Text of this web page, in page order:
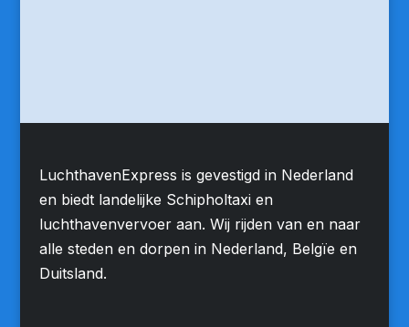
LuchthavenExpress is gevestigd in Nederland
en biedt landelijke Schipholtaxi en
luchthavenvervoer aan. Wij rijden van en naar
alle steden en dorpen in Nederland, Belgïe en
Duitsland.